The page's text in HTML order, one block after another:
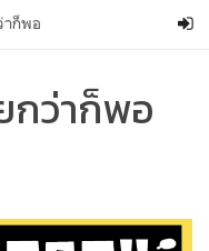
าก็พอ
กว่าก็พอ